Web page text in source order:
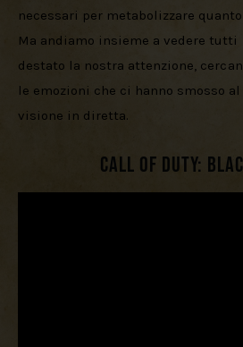
necessari per metabolizzare
Ma andiamo insieme a vedere
destato la nostra attenzione,
le emozioni che ci hanno smosso
visione in diretta.
Call of Duty: